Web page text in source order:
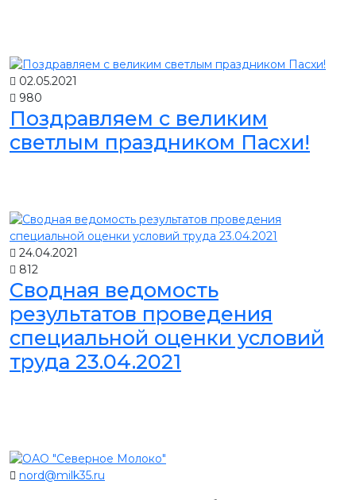
02.05.2021
980
Поздравляем с великим
светлым праздником Пасхи!
24.04.2021
812
Сводная ведомость
результатов проведения
специальной оценки условий
труда 23.04.2021
nord@milk35.ru